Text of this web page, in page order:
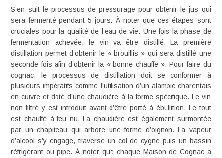
S’en suit le processus de pressurage pour obtenir le jus qui
sera fermenté pendant 5 jours. À noter que ces étapes sont
cruciales pour la qualité de l’eau-de-vie. Une fois la phase de
fermentation achevée, le vin va être distillé. La première
distillation permet d’obtenir le « brouillis » qui sera distillé une
seconde fois afin d’obtenir la « bonne chauffe». Pour faire du
cognac, le processus de distillation doit se conformer à
plusieurs impératifs comme l’utilisation d’un alambic charentais
en cuivre et doté d’une chaudière à la forme spécifique. Le vin
non filtré y est introduit avant d’être porté à ébullition. Le tout
est chauffé à feu nu. La chaudière est également surmontée
par un chapiteau qui arbore une forme d’oignon. La vapeur
d’alcool s’y engage, traverse un col de cygne puis un bassin
réfrigérant ou pipe. À noter que chaque Maison de Cognac a